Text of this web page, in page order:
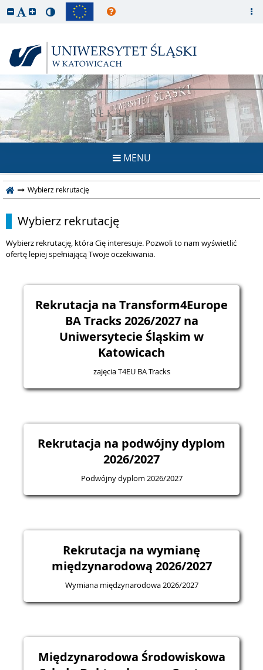
REKRUTACJA
MENU
Wybierz rekrutację
Wybierz rekrutację
Wybierz rekrutację, która Cię interesuje. Pozwoli to nam wyświetlić
ofertę lepiej spełniającą Twoje oczekiwania.
Rekrutacja na Transform4Europe
BA Tracks 2026/2027 na
Uniwersytecie Śląskim w
Katowicach
zajęcia T4EU BA Tracks
Rekrutacja na podwójny dyplom
2026/2027
Podwójny dyplom 2026/2027
Rekrutacja na wymianę
międzynarodową 2026/2027
Wymiana międzynarodowa 2026/2027
Międzynarodowa Środowiskowa